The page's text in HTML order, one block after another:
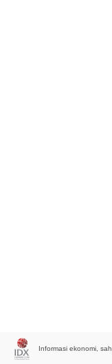
Informasi ekonomi,